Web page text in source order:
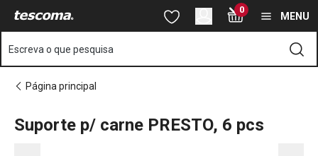
Está na página Suporte p/ carne PRESTO, 6 pcs
Saltar para o conteúdo principal
Saltar para a pesquisa
Saltar para a navegação 0
MENU
Escreva o que pesquisa
Página principal
Suporte p/ carne PRESTO, 6 pcs